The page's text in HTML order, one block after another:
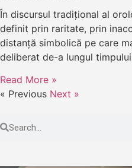
În discursul tradițional al
definit prin raritate, prin
distanță simbolică pe care
deliberat de-a lungul
Read More »
« Previous Next »